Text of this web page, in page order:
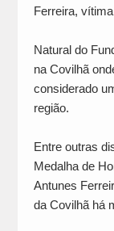
Ferreira,
Natural do
na Covilhã
considerado
região.
Entre outras
Medalha de
Antunes
da Covilhã há